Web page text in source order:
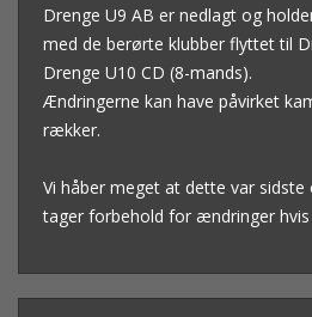
Drenge U9 AB er nedlagt og
med de berørte klubber flyttet til
Drenge U10 CD (8-mands).
Ændringerne kan have påvirket
rækker.
Vi håber meget at dette var sidste
tager forbehold for ændringer